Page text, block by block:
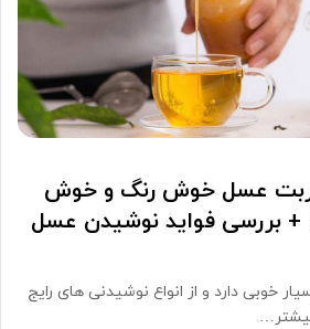
شربت عسل خوش رنگ و خوش
بررسی فواید نوشیدن عسل
خوبی دارد و از انواع نوشیدنی های رایج